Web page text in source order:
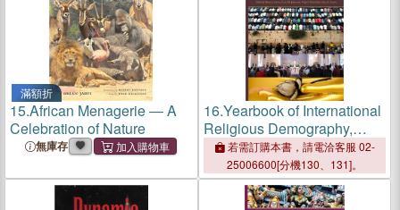
滿額折
15.African Menagerie ― A
Celebration of Nature
無庫存
16.Yearbook of International
Religious Demography,
2018若需訂購本書，請電洽客服 02-
25006600[分機130、131]。